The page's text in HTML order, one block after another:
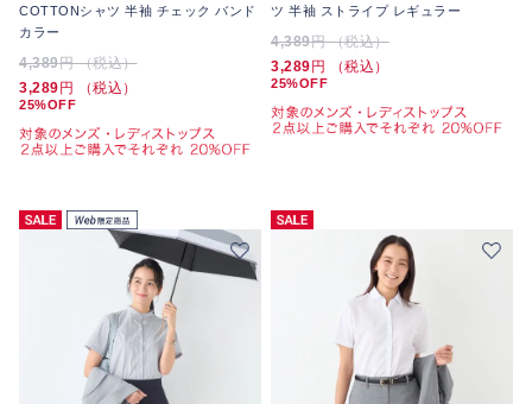
COTTONシャツ 半袖 チェック バンド
カラー
4,389円 （税込）
3,289 円 （税込）
25%OFF
ツ 半袖 ストライプ レギュラー
4,389円 （税込）
3,289 円 （税込）
25%OFF